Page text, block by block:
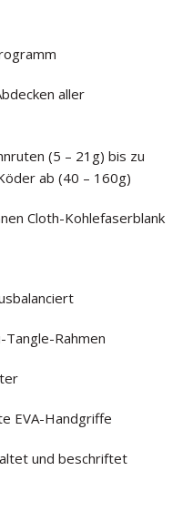
aller
(5 – 21g) bis zu
ab (40 – 160g)
Cloth-Kohlefaserblank
Rahmen
EVA-Handgriffe
und beschriftet